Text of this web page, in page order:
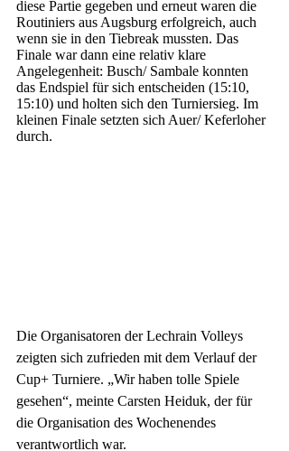
diese Partie gegeben und erneut waren die
Routiniers aus Augsburg erfolgreich, auch
wenn sie in den Tiebreak mussten. Das
Finale war dann eine relativ klare
Angelegenheit: Busch/ Sambale konnten
das Endspiel für sich entscheiden (15:10,
15:10) und holten sich den Turniersieg. Im
kleinen Finale setzten sich Auer/ Keferloher
durch.
Die Organisatoren der Lechrain Volleys
zeigten sich zufrieden mit dem Verlauf der
Cup+ Turniere. „Wir haben tolle Spiele
gesehen“, meinte Carsten Heiduk, der für
die Organisation des Wochenendes
verantwortlich war.